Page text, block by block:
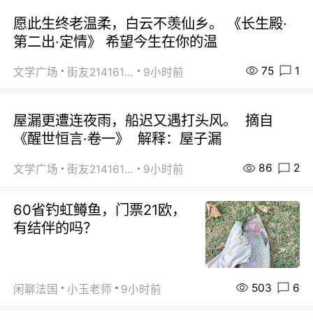
愿此生终老温柔，白云不羡仙乡。 《长生殿·
第二出·定情》 希望今生在你的温
文学广场 街友21416156 9小时前 75 1
屋漏更遭连夜雨，船迟又遇打头风。 摘自
《醒世恒言·卷一》 解释：屋子漏
文学广场 街友21416156 9小时前 86 2
60省钓虹鳟鱼，门票21欧，
有结伴的吗？
闲聊法国 小玉老师 9小时前 503 6